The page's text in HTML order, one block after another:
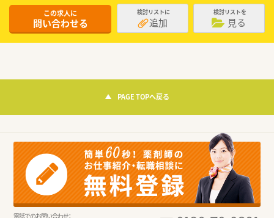
この求人に
問い合わせる
検討リストに
追加
検討リストを
見る
PAGE TOPへ戻る
電話でのお問い合わせ：